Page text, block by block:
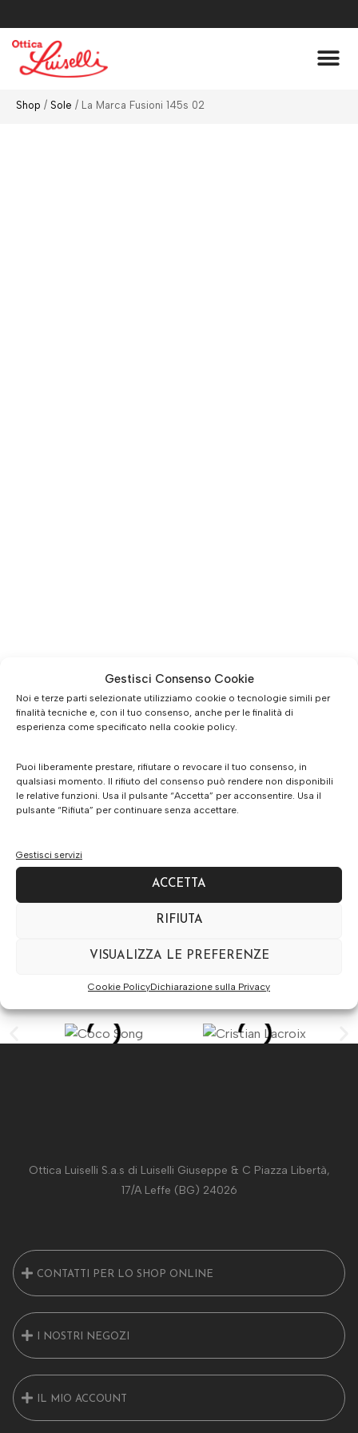
Gestisci Consenso Cookie
Noi e terze parti selezionate utilizziamo cookie o tecnologie simili per
finalità tecniche e, con il tuo consenso, anche per le finalità di
esperienza come specificato nella cookie policy.
Puoi liberamente prestare, rifiutare o revocare il tuo consenso, in
qualsiasi momento. Il rifiuto del consenso può rendere non disponibili
le relative funzioni. Usa il pulsante “Accetta” per acconsentire. Usa il
pulsante “Rifiuta” per continuare senza accettare.
Gestisci servizi
ACCETTA
RIFIUTA
VISUALIZZA LE PREFERENZE
Cookie PolicyDichiarazione sulla Privacy
Shop / Sole / La Marca Fusioni 145s 02
Ottica Luiselli S.a.s di Luiselli Giuseppe & C Piazza Libertà,
17/A Leffe (BG) 24026
CONTATTI PER LO SHOP ONLINE
I NOSTRI NEGOZI
IL MIO ACCOUNT